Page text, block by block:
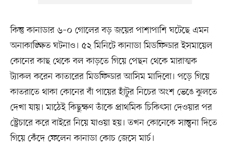
কিন্তু কানাডার ৬–০ গোলের বড় জয়ের পাশাপাশি ঘটেছে এমন
অনাকাঙ্ক্ষিত ঘটনাও। ৫২ মিনিটে কানাডা মিডফিল্ডার ইসমায়েল
কোনের কাছ থেকে বল কাড়তে গিয়ে পেছন থেকে মারাত্মক
ট্যাকল করেন কাতারের মিডফিল্ডার আসিম মাদিবো। পড়ে গিয়ে
কাতরাতে থাকা কোনের বাঁ পায়ের হাঁটুর নিচের অংশ ভেঙে ঝুলতে
দেখা যায়। মাঠেই কিছুক্ষণ তাঁকে প্রাথমিক চিকিৎসা দেওয়ার পর
স্ট্রেচারে করে বাইরে নিয়ে যাওয়া হয়। তখন কোনেকে সান্ত্বনা দিতে
গিয়ে কেঁদে ফেলেন কানাডা কোচ জেসে মার্চ।